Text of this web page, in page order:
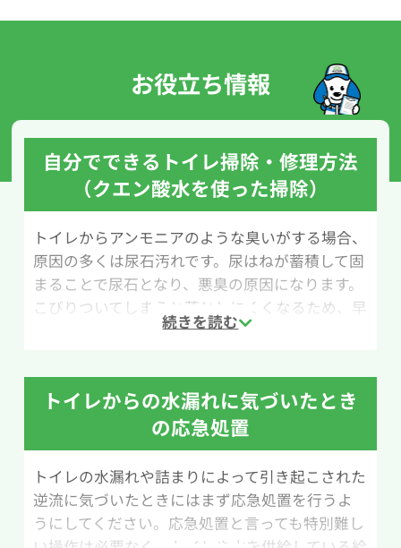
お役立ち情報
自分でできるトイレ掃除・修理方法
（クエン酸水を使った掃除）
トイレからアンモニアのような臭いがする場合、
原因の多くは尿石汚れです。尿はねが蓄積して固
まることで尿石となり、悪臭の原因になります。
こびりついてしまうと落としにくくなるため、早
めの掃除と定期的なメンテナンスが大切です。こ
を紹介します。
用意するものは、クエン酸（小さじ1/2）、水
200ml、スプレーボトル、トイレ用ブラシです。
ン酸水を使うことで汚れを分解しやすくなりま
す。水200mlにクエン酸小さじ1/2を溶かし、ス
プレーボトルに入れてクエン酸水を作りましょ
トイレからの水漏れに気づいたとき
の応急処置
トイレの水漏れや詰まりによって引き起こされた
逆流に気づいたときにはまず応急処置を行うよ
うにしてください。応急処置と言っても特別難し